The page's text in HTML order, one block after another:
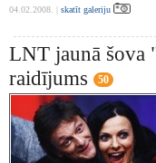
04.02.2008. | skatīt galeriju
LNT jaunā šova
raidījums
50